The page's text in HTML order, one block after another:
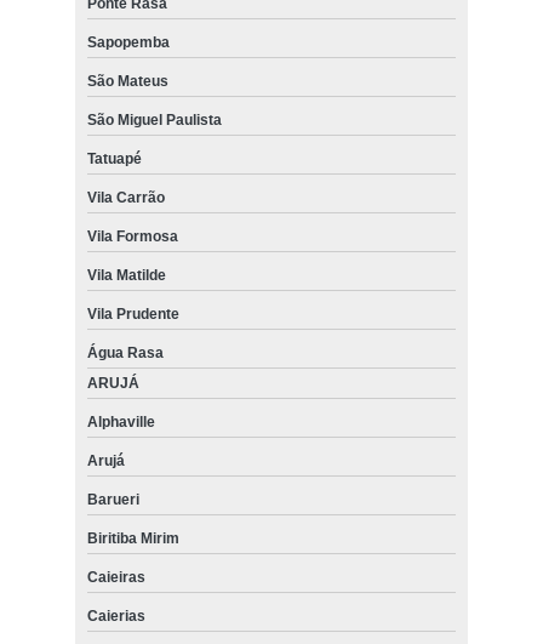
Sapopemba
São Mateus
São Miguel Paulista
Tatuapé
Vila Carrão
Vila Formosa
Vila Matilde
Vila Prudente
Água Rasa
ARUJÁ
Alphaville
Arujá
Barueri
Biritiba Mirim
Caieiras
Caierias